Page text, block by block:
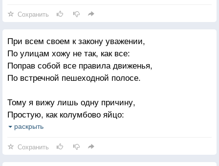
И, свое формируя сознание,
С каждым днем, от момента рожденья,
Мы бредем по дороге познания,
А с познанием приходит сомненье.
Не помогут ученые лбы
Если верим- сильны бесконечно.
Если знаем- ничтожно слабы!
Сохранить
При всем своем к закону уважении,
По улицам хожу не так, как все:
Поправ собой все правила движенья,
По встречной пешеходной полосе.
Тому я вижу лишь одну причину,
Простую, как колумбово яйцо:
Идя в потоке, видишь только спины,
раскрыть
Сохранить